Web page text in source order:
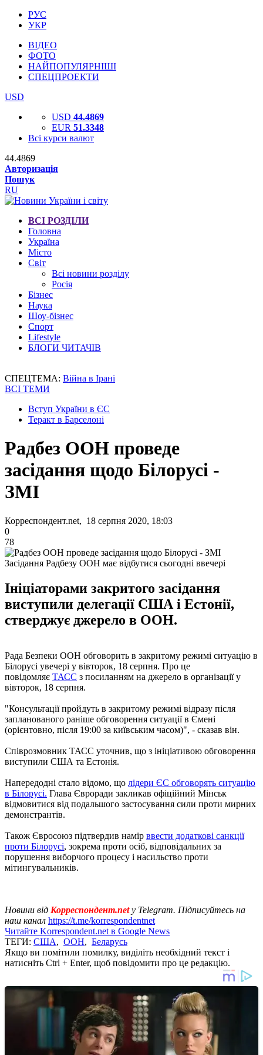
РУС
УКР
ВІДЕО
ФОТО
НАЙПОПУЛЯРНІШІ
СПЕЦПРОЕКТИ
USD
USD 44.4869
EUR 51.3348
Всі курси валют
44.4869
Авторизація
Пошук
RU
ВСІ РОЗДІЛИ
Головна
Україна
Місто
Світ
Всі новини розділу
Росія
Бізнес
Наука
Шоу-бізнес
Спорт
Lifestyle
БЛОГИ ЧИТАЧІВ
СПЕЦТЕМА: Війна в Ірані
ВСІ ТЕМИ
Вступ України в ЄС
Теракт в Барселоні
Радбез ООН проведе
засідання щодо Білорусі -
ЗМІ
Корреспондент.net, 18 серпня 2020, 18:03
0
78
Засідання Радбезу ООН має відбутися сьогодні ввечері
Ініціаторами закритого засідання
виступили делегації США і Естонії,
стверджує джерело в ООН.
Рада Безпеки ООН обговорить в закритому режимі ситуацію в
Білорусі увечері у вівторок, 18 серпня. Про це
повідомляє ТАСС з посиланням на джерело в організації у
вівторок, 18 серпня.
"Консультації пройдуть в закритому режимі відразу після
запланованого раніше обговорення ситуації в Ємені
(орієнтовно, після 19:00 за київським часом)", - сказав він.
Співрозмовник ТАСС уточнив, що з ініціативою обговорення
виступили США та Естонія.
Напередодні стало відомо, що лідери ЄС обговорять ситуацію
в Білорусі. Глава Євроради закликав офіційний Мінськ
відмовитися від подальшого застосування сили проти мирних
демонстрантів.
Також Євросоюз підтвердив намір ввести додаткові санкції
проти Білорусі, зокрема проти осіб, відповідальних за
порушення виборчого процесу і насильство проти
мітингувальників.
Новини від Корреспондент.net у Telegram. Підписуйтесь на
наш канал https://t.me/korrespondentnet
Читайте Korrespondent.net в Google News
ТЕГИ: США, ООН, Беларусь
Якщо ви помітили помилку, виділіть необхідний текст і
натисніть Ctrl + Enter, щоб повідомити про це редакцію.